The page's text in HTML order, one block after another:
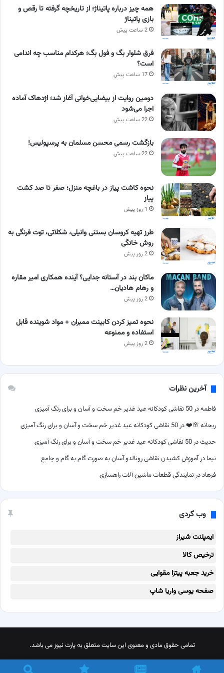
همه چیز درباره پاتیناژ؛ از تاریخچه گرفته تا رقص و
بازی پاتیناژ
2 ساعت پیش
فرق شلوار بگ و فول بگ؛ هرکدام مناسب چه اندامی
است؟
17 ساعت پیش
دومین روایت از بیضایی‌خوانی آغاز شد؛ اژدهاک آماده
اجرا می‌شود
22 ساعت پیش
بازگشت رسمی محسن مسلمان به پرسپولیس!
22 ساعت پیش
نحوه کاشت پیاز در باغچه منزل؛ صفر تا صد کشت
پیاز
1 روز پیش
طرز تهیه کروسان بستنی وانیلی، شکلاتی، توت فرنگی به
روش خانگی
2 روز پیش
ماکان بند در آستانه جدایی؟ آینده همکاری امیر مقاره
و رهام هادیان…
2 روز پیش
نحوه تمیز کردن کابینت ممبران + مواد شوینده قابل
استفاده و ممنوعه
2 روز پیش
آخرین نظرات
فاطمهدر50 نقاشی کودکانه عید غدیر خم سخت و آسان و برای رنگ آمیزی
ریحانه 🌸❤️در50 نقاشی کودکانه عید غدیر خم سخت و آسان و برای رنگ آمیزی
حدیثدر50 نقاشی کودکانه عید غدیر خم سخت و آسان و برای رنگ آمیزی
نیما درآموزش کشیدن نقاشی رونالدو آسان به صورت گام به گام و جامع
فرهاددر نمایندگی قطعات ماشین آلات راهسازی
وب گردی
ایمپلنت شیراز
ترخیص کالا
خرید جعبه پیتزا مقوایی
صفحه یوسی واریا شاپ
تمامی حقوق مادی و معنوی این سایت متعلق به پارت نیوز می باشد.